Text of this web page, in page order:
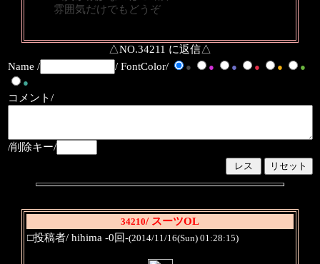
雰囲気だけでもどうぞ
△NO.34211 に返信△
Name /
/ FontColor/ ● ● ● ● ●
●
●
コメント/
/削除キー/
34210/ スーツOL
□投稿者/ hihima -0回-(2014/11/16(Sun) 01:28:15)